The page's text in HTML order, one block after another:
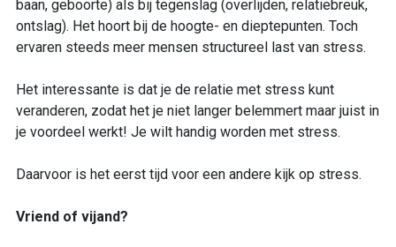
baan, geboorte) als bij tegenslag (overlijden, relatiebreuk,
ontslag). Het hoort bij de hoogte- en dieptepunten. Toch
ervaren steeds meer mensen structureel last van stress.
Het interessante is dat je de relatie met stress kunt
veranderen, zodat het je niet langer belemmert maar juist in
je voordeel werkt! Je wilt handig worden met stress.
Daarvoor is het eerst tijd voor een andere kijk op stress.
Vriend of vijand?